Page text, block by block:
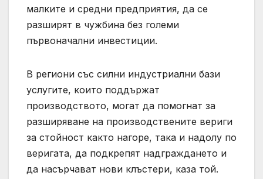
малките и средни предприятия, да се
разширят в чужбина без големи
първоначални инвестиции.
В региони със силни индустриални бази
услугите, които поддържат
производството, могат да помогнат за
разширяване на производствените вериги
за стойност както нагоре, така и надолу по
веригата, да подкрепят надграждането и
да насърчават нови клъстери, каза той.